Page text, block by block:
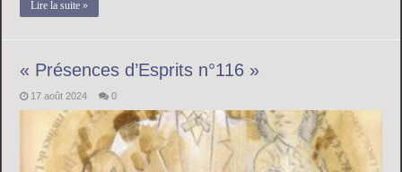
Lire la suite »
« Présences d’Esprits n°116 »
17 août 2024 0